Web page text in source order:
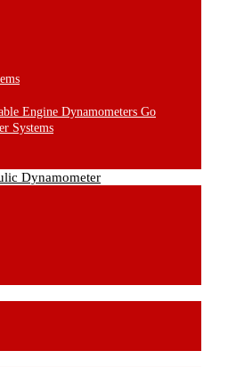
Engine Dynamometers Go
Systems
Dynamometer